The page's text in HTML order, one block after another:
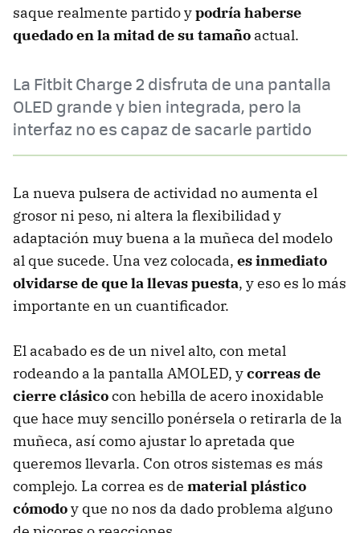
saque realmente partido ypodría haberse
quedado en la mitad de su tamaño actual.
La Fitbit Charge 2 disfruta de una pantalla
OLED grande y bien integrada, pero la
interfaz no es capaz de sacarle partido
La nueva pulsera de actividad no aumenta el
grosor ni peso, ni altera la flexibilidad y
adaptación muy buena a la muñeca del modelo
al que sucede. Una vez colocada, es inmediato
olvidarse de que la llevas puesta, y eso es lo más
importante en un cuantificador.
El acabado es de un nivel alto, con metal
rodeando a la pantalla AMOLED, ycorreas de
cierre clásicocon hebilla de acero inoxidable
que hace muy sencillo ponérsela o retirarla de la
muñeca, así como ajustar lo apretada que
queremos llevarla. Con otros sistemas es más
complejo. La correa es de material plástico
cómodoy que no nos da dado problema alguno